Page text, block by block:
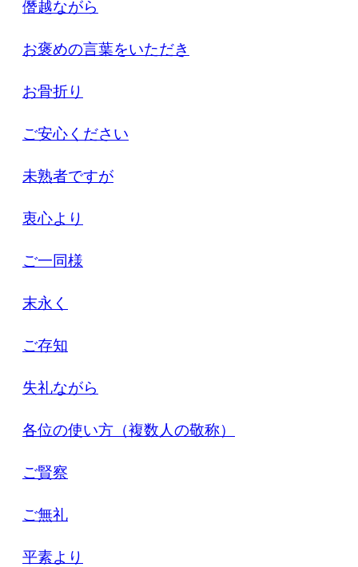
僭越ながら
お褒めの言葉をいただき
お骨折り
ご安心ください
未熟者ですが
衷心より
ご一同様
末永く
ご存知
失礼ながら
各位の使い方（複数人の敬称）
ご賢察
ご無礼
平素より